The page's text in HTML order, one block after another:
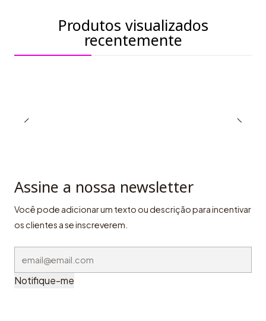
Produtos visualizados
recentemente
Assine a nossa newsletter
Você pode adicionar um texto ou descrição para incentivar
os clientes a se inscreverem.
Notifique-me